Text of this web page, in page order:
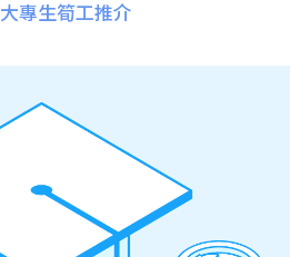
大專生筍工推介